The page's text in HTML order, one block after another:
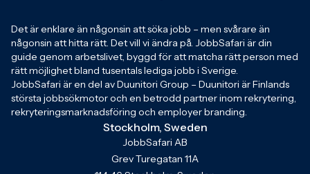
Det är enklare än någonsin att söka jobb – men svårare än
någonsin att hitta rätt. Det vill vi ändra på. JobbSafari är din
guide genom arbetslivet, byggd för att matcha rätt person med
rätt möjlighet bland tusentals lediga jobb i Sverige.
JobbSafari är en del av Duunitori Group – Duunitori är Finlands
största jobbsökmotor och en betrodd partner inom rekrytering,
rekryteringsmarknadsföring och employer branding.
Stockholm, Sweden
JobbSafari AB
Grev Turegatan 11A